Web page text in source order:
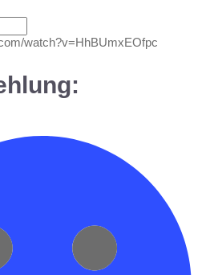
watch?v=HhBUmxEOfpc